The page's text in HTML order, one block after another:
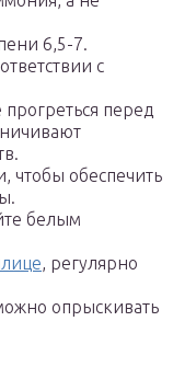
6,5-7.
с
перед
чтобы обеспечить
белым
, регулярно
опрыскивать